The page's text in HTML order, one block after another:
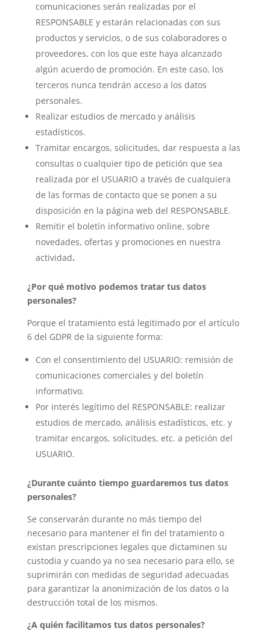
comunicaciones serán realizadas por el
RESPONSABLE y estarán relacionadas con sus
productos y servicios, o de sus colaboradores o
proveedores, con los que este haya alcanzado
algún acuerdo de promoción. En este caso, los
terceros nunca tendrán acceso a los datos
personales.
Realizar estudios de mercado y análisis
estadísticos.
Tramitar encargos, solicitudes, dar respuesta a las
consultas o cualquier tipo de petición que sea
realizada por el USUARIO a través de cualquiera
de las formas de contacto que se ponen a su
disposición en la página web del RESPONSABLE.
Remitir el boletín informativo online, sobre
novedades, ofertas y promociones en nuestra
actividad.
¿Por qué motivo podemos tratar tus datos
personales?
Porque el tratamiento está legitimado por el artículo
6 del GDPR de la siguiente forma:
Con el consentimiento del USUARIO: remisión de
comunicaciones comerciales y del boletín
informativo.
Por interés legítimo del RESPONSABLE: realizar
estudios de mercado, análisis estadísticos, etc. y
tramitar encargos, solicitudes, etc. a petición del
USUARIO.
¿Durante cuánto tiempo guardaremos tus datos
personales?
Se conservarán durante no más tiempo del
necesario para mantener el fin del tratamiento o
existan prescripciones legales que dictaminen su
custodia y cuando ya no sea necesario para ello, se
suprimirán con medidas de seguridad adecuadas
para garantizar la anonimización de los datos o la
destrucción total de los mismos.
¿A quién facilitamos tus datos personales?